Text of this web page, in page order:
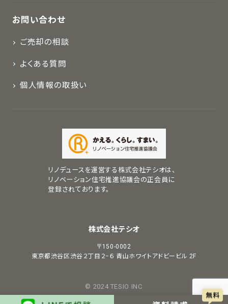
お問い合わせ
ご売却の相談
よくある質問
個人情報の取扱い
リノデュースを運営する株式会社テシオは、
リノベーション住宅推進協議会の正会員に
登録されております。
株式会社テシオ
〒150-0002
東京都渋谷区渋谷２丁目２−６ 青山ホワイトアドビービル 2F
© 2024 TESIO INC